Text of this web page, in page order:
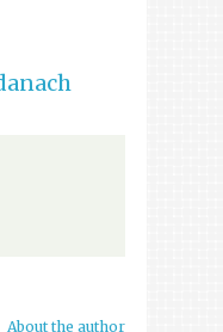
About the author